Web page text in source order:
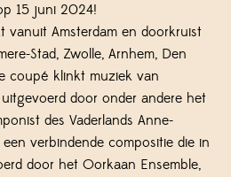
15 juni 2024!
vanuit Amsterdam en doorkruist
Stad, Zwolle, Arnhem, Den
coupé klinkt muziek van
door onder andere het
des Vaderlands Anne-
verbindende compositie die in
door het Oorkaan Ensemble,